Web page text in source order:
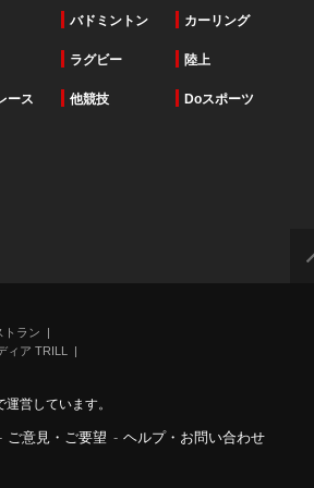
バドミントン カーリング
ラグビー 陸上
ース 他競技 Doスポーツ
ラン
ィア TRILL
営しています。
ご意見・ご要望 - ヘルプ・お問い合わせ